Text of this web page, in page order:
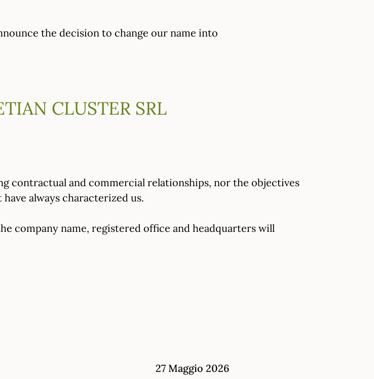
the decision to change our name into
CLUSTER SRL
contractual and commercial relationships, nor the objectives
always characterized us.
company name, registered office and headquarters will
27 Maggio 2026